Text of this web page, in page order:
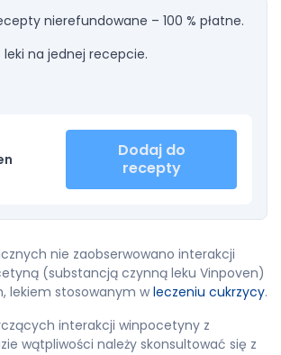
nierefundowane – 100 % płatne.
na jednej recepcie.
Dodaj do
recepty
nie zaobserwowano interakcji
(substancją czynną leku Vinpoven)
lekiem stosowanym w leczeniu cukrzycy.
interakcji winpocetyny z
wątpliwości należy skonsultować się z